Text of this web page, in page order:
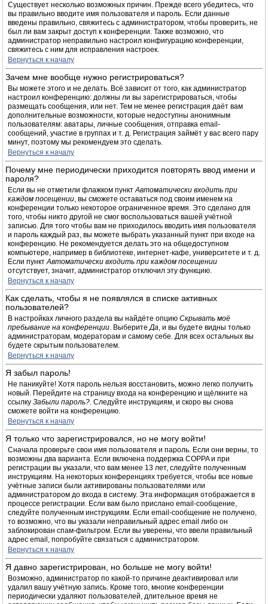
Существует несколько возможных причин. Прежде всего убедитесь, что
вы правильно вводите имя пользователя и пароль. Если данные
введены правильно, свяжитесь с администратором, чтобы проверить, не
был ли вам закрыт доступ к конференции. Также возможно, что
администратор неправильно настроил конфигурацию конференции,
свяжитесь с ним для исправления настроек.
Вернуться к началу
Зачем мне вообще нужно регистрироваться?
Вы можете этого и не делать. Всё зависит от того, как администратор
настроил конференцию: должны ли вы зарегистрироваться, чтобы
размещать сообщения, или нет. Тем не менее регистрация даёт вам
дополнительные возможности, которые недоступны анонимным
пользователям: аватары, личные сообщения, отправка email-
сообщений, участие в группах и т. д. Регистрация займёт у вас всего пару
минут, поэтому мы рекомендуем это сделать.
Вернуться к началу
Почему мне периодически приходится повторять ввод имени и
пароля?
Если вы не отметили флажком пунктАвтоматически входить при
каждом посещении, вы сможете оставаться под своим именем на
конференции только некоторое ограниченное время. Это сделано для
того, чтобы никто другой не смог воспользоваться вашей учётной
записью. Для того чтобы вам не приходилось вводить имя пользователя
и пароль каждый раз, вы можете выбрать указанный пункт при входе на
конференцию. Не рекомендуется делать это на общедоступном
компьютере, например в библиотеке, интернет-кафе, университете и т. д.
Если пунктАвтоматически входить при каждом посещении
отсутствует, значит, администратор отключил эту функцию.
Вернуться к началу
Как сделать, чтобы я не появлялся в списке активных
пользователей?
В настройках личного раздела вы найдёте опцию Скрывать моё
пребывание на конференции. ВыберитеДа, и вы будете видны только
администраторам, модераторам и самому себе. Для всех остальных вы
будете скрытым пользователем.
Вернуться к началу
Я забыл пароль!
Не паникуйте! Хотя пароль нельзя восстановить, можно легко получить
новый. Перейдите на страницу входа на конференцию и щёлкните на
ссылку Забыли пароль?. Следуйте инструкциям, и скоро вы снова
сможете войти на конференцию.
Вернуться к началу
Я только что зарегистрировался, но не могу войти!
Сначала проверьте свои имя пользователя и пароль. Если они верны, то
возможны два варианта. Если включена поддержка COPPA и при
регистрации вы указали, что вам менее 13 лет, следуйте полученным
инструкциям. На некоторых конференциях требуется, чтобы все новые
учётные записи были активированы пользователями или
администратором до входа в систему. Эта информация отображается в
процессе регистрации. Если вам было прислано email-сообщение,
следуйте полученным инструкциям. Если email-сообщение не получено,
то возможно, что вы указали неправильный адрес email либо он
заблокирован спам-фильтром. Если вы уверены, что ввели правильный
адрес email, попробуйте связаться с администратором.
Вернуться к началу
Я давно зарегистрирован, но больше не могу войти!
Возможно, администратор по какой-то причине деактивировал или
удалил вашу учётную запись. Кроме того, многие конференции
периодически удаляют пользователей, длительное время не